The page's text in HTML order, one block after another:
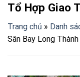
Tổ Hợp Giao
Trang chủ » Danh
Sân Bay Long